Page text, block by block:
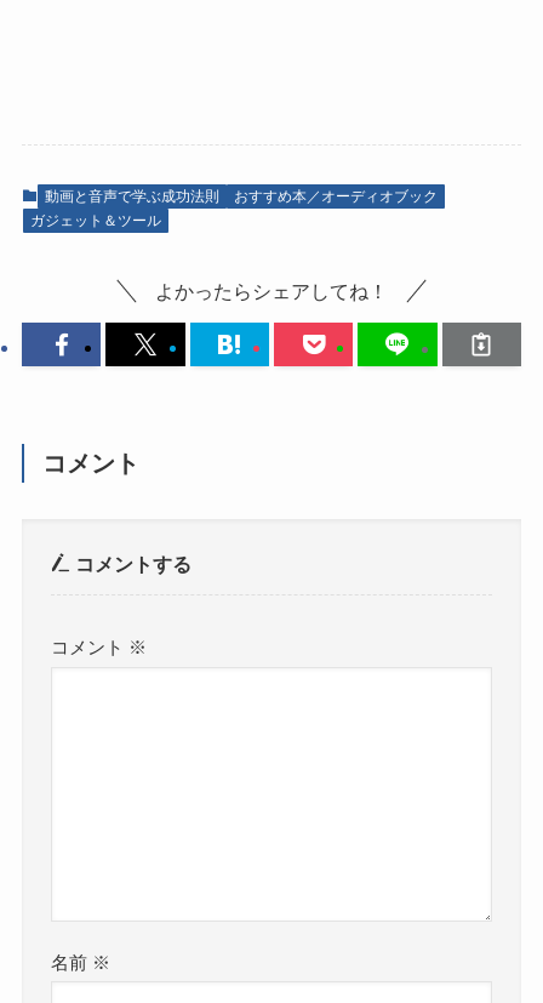
動画と音声で学ぶ成功法則
おすすめ本／オーディオブック
ガジェット＆ツール
よかったらシェアしてね！
コメント
コメントする
コメント ※
名前 ※